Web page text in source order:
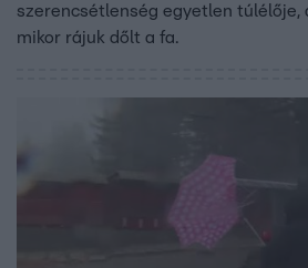
szerencsétlenség egyetlen túlélője,
mikor rájuk dőlt a fa.